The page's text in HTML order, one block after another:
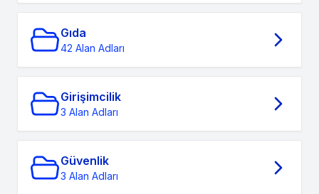
Gıda
42 Alan Adları
Girişimcilik
3 Alan Adları
Güvenlik
3 Alan Adları